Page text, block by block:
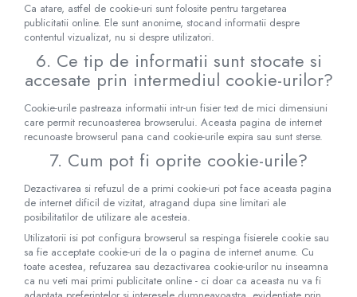
Ca atare, astfel de cookie-uri sunt folosite pentru targetarea
publicitatii online. Ele sunt anonime, stocand informatii despre
contentul vizualizat, nu si despre utilizatori.
6. Ce tip de informatii sunt stocate si
accesate prin intermediul cookie-urilor?
Cookie-urile pastreaza informatii intr-un fisier text de mici dimensiuni
care permit recunoasterea browserului. Aceasta pagina de internet
recunoaste browserul pana cand cookie-urile expira sau sunt sterse.
7. Cum pot fi oprite cookie-urile?
Dezactivarea si refuzul de a primi cookie-uri pot face aceasta pagina
de internet dificil de vizitat, atragand dupa sine limitari ale
posibilitatilor de utilizare ale acesteia.
Utilizatorii isi pot configura browserul sa respinga fisierele cookie sau
sa fie acceptate cookie-uri de la o pagina de internet anume. Cu
toate acestea, refuzarea sau dezactivarea cookie-urilor nu inseamna
ca nu veti mai primi publicitate online - ci doar ca aceasta nu va fi